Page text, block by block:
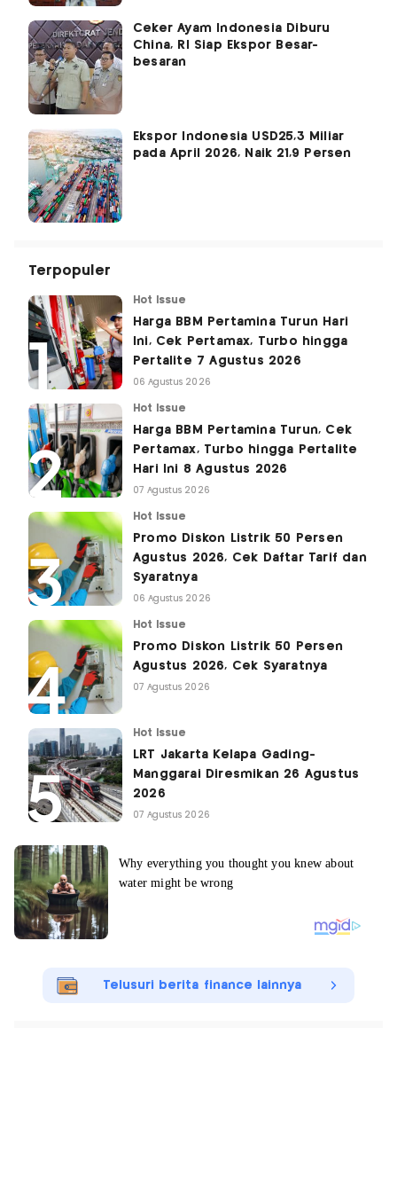
Ceker Ayam Indonesia Diburu
China, RI Siap Ekspor Besar-
besaran
Ekspor Indonesia USD25,3 Miliar
pada April 2026, Naik 21,9 Persen
Terpopuler
Hot Issue
Harga BBM Pertamina Turun Hari
Ini, Cek Pertamax, Turbo hingga
Pertalite 7 Agustus 2026
06 Agustus 2026
Hot Issue
Harga BBM Pertamina Turun, Cek
Pertamax, Turbo hingga Pertalite
Hari Ini 8 Agustus 2026
07 Agustus 2026
Hot Issue
Promo Diskon Listrik 50 Persen
Agustus 2026, Cek Daftar Tarif dan
Syaratnya
06 Agustus 2026
Hot Issue
Promo Diskon Listrik 50 Persen
Agustus 2026, Cek Syaratnya
07 Agustus 2026
Hot Issue
LRT Jakarta Kelapa Gading-
Manggarai Diresmikan 26 Agustus
2026
07 Agustus 2026
Telusuri berita finance lainnya